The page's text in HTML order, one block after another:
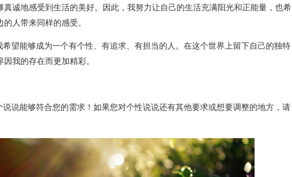
真诚地感受到生活的美好。因此，我努力让自己的生活充满阳光和正能量，也希
的人带来同样的感受。
希望能够成为一个有个性、有追求、有担当的人。在这个世界上留下自己的独特
因我的存在而更加精彩。
说说能够符合您的需求！如果您对个性说说还有其他要求或想要调整的地方，请